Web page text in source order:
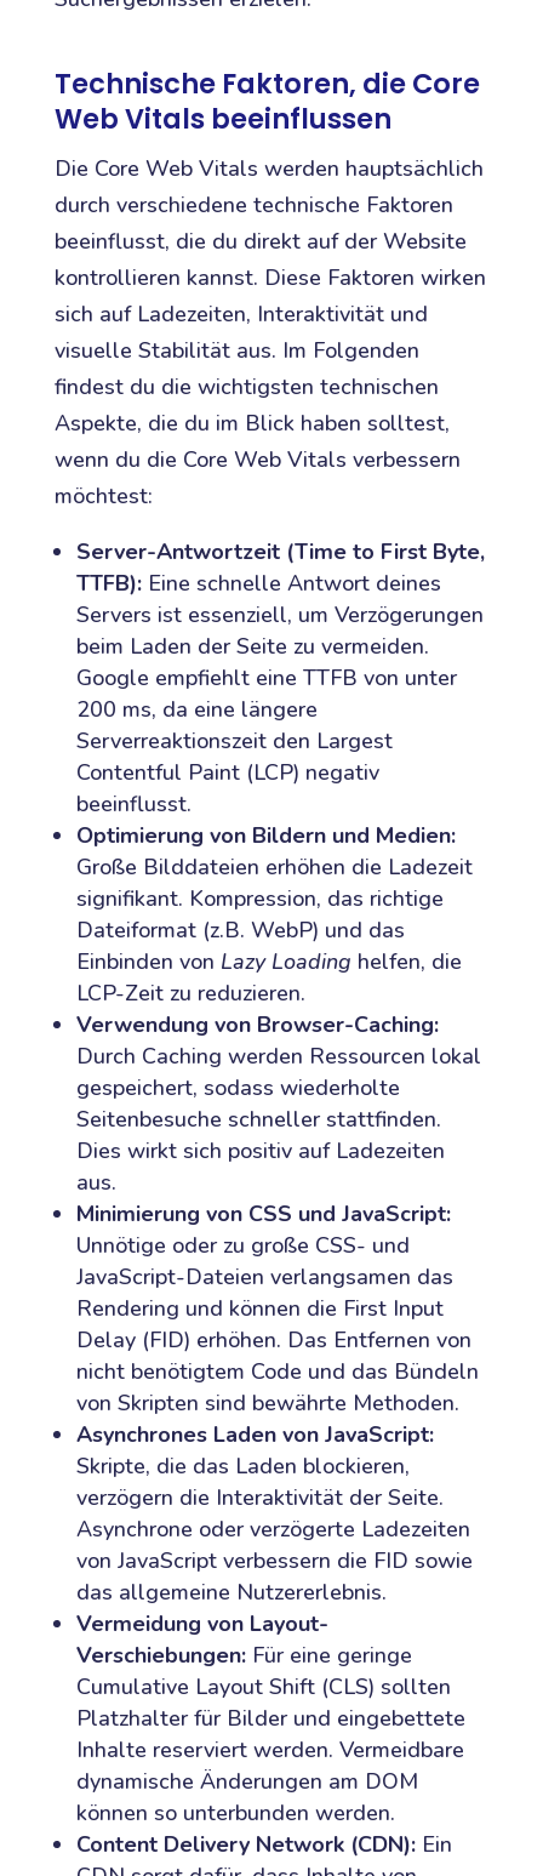
Technische Faktoren, die Core
Web Vitals beeinflussen
Die Core Web Vitals werden hauptsächlich
durch verschiedene technische Faktoren
beeinflusst, die du direkt auf der Website
kontrollieren kannst. Diese Faktoren wirken
sich auf Ladezeiten, Interaktivität und
visuelle Stabilität aus. Im Folgenden
findest du die wichtigsten technischen
Aspekte, die du im Blick haben solltest,
wenn du die Core Web Vitals verbessern
möchtest:
Server-Antwortzeit (Time to First Byte,
TTFB):Eine schnelle Antwort deines
Servers ist essenziell, um Verzögerungen
beim Laden der Seite zu vermeiden.
Google empfiehlt eine TTFB von unter
200 ms, da eine längere
Serverreaktionszeit den Largest
Contentful Paint (LCP) negativ
beeinflusst.
Optimierung von Bildern und Medien:
Große Bilddateien erhöhen die Ladezeit
signifikant. Kompression, das richtige
Dateiformat (z.B. WebP) und das
Einbinden von Lazy Loading helfen, die
LCP-Zeit zu reduzieren.
Verwendung von Browser-Caching:
Durch Caching werden Ressourcen lokal
gespeichert, sodass wiederholte
Seitenbesuche schneller stattfinden.
Dies wirkt sich positiv auf Ladezeiten
aus.
Minimierung von CSS und JavaScript:
Unnötige oder zu große CSS- und
JavaScript-Dateien verlangsamen das
Rendering und können die First Input
Delay (FID) erhöhen. Das Entfernen von
nicht benötigtem Code und das Bündeln
von Skripten sind bewährte Methoden.
Asynchrones Laden von JavaScript:
Skripte, die das Laden blockieren,
verzögern die Interaktivität der Seite.
Asynchrone oder verzögerte Ladezeiten
von JavaScript verbessern die FID sowie
das allgemeine Nutzererlebnis.
Vermeidung von Layout-
Verschiebungen:Für eine geringe
Cumulative Layout Shift (CLS) sollten
Platzhalter für Bilder und eingebettete
Inhalte reserviert werden. Vermeidbare
dynamische Änderungen am DOM
können so unterbunden werden.
Content Delivery Network (CDN):Ein